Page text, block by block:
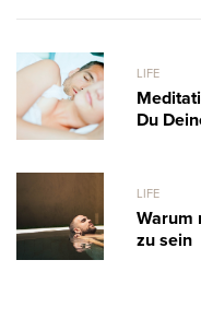
LIFE
Du
LIFE
Warum
zu sein